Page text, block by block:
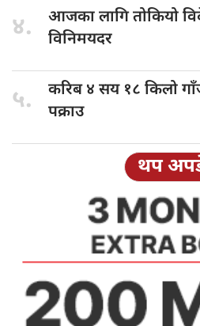
४. आजका लागितोकियो
विनिमयदर
५. करिब ४ सय १८ किलो
पक्राउ
थप